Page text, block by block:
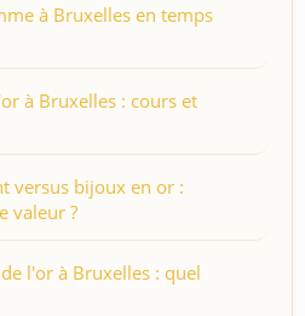
à Bruxelles en temps
à Bruxelles : cours et
versus bijoux en or :
valeur ?
l'or à Bruxelles : quel